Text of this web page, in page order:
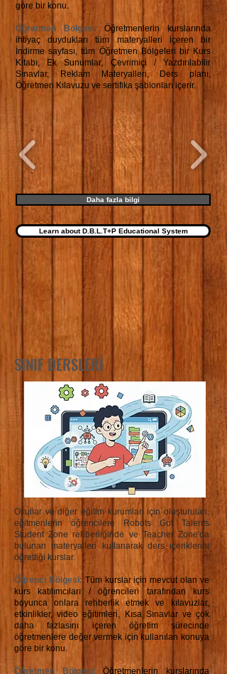
göre bir konu.
Öğretmen Bölgesi:
Öğretmenlerin kurslarında
ihtiyaç duydukları tüm materyalleri içeren bir
İndirme sayfası, tüm Öğretmen Bölgeleri bir Kurs
Kitabı, Ek Sunumlar, Çevrimiçi / Yazdırılabilir
Sınavlar, Reklam Materyalleri, Ders planı,
Öğretmen Kılavuzu ve sertifika şablonları içerir.
Daha fazla bilgi
Learn about D.B.L.T+P Educational System
SINIF DERSLERİ
Okullar ve diğer eğitim kurumları için oluşturulan,
eğitmenlerin öğrencilere Robots Got Talents
Student Zone rehberliğinde ve Teacher Zone'da
bulunan materyalleri kullanarak ders içeriklerini
öğrettiği kurslar.
Öğrenci Bölgesi: Tüm kurslar için mevcut olan ve
kurs katılımcıları / öğrencileri tarafından kurs
boyunca onlara rehberlik etmek ve kılavuzlar,
etkinlikler, video eğitimleri, Kısa Sınavlar ve çok
daha fazlasını içeren öğretim sürecinde
öğretmenlere değer vermek için kullanılan konuya
göre bir konu.
Öğretmen Bölgesi: Öğretmenlerin kurslarında